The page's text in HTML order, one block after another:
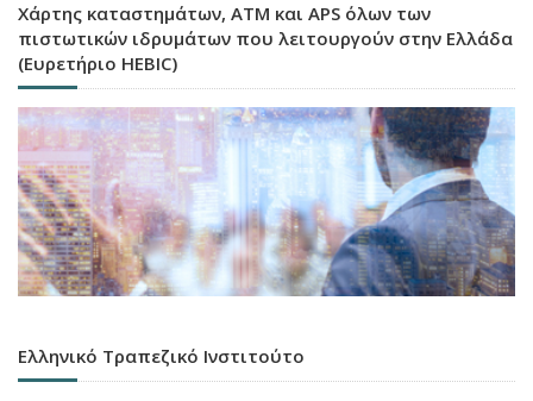
Χάρτης καταστημάτων, ATM και APS όλων των
πιστωτικών ιδρυμάτων που λειτουργούν στην Ελλάδα
(Ευρετήριο HEBIC)
Ελληνικό Τραπεζικό Ινστιτούτο